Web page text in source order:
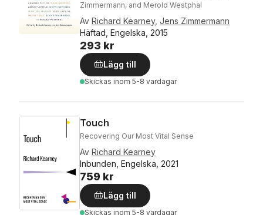
Zimmermann, and Merold Westphal
Av Richard Kearney, Jens Zimmermann
Häftad, Engelska, 2015
293 kr
Lägg till
Skickas inom 5-8 vardagar
Touch
Recovering Our Most Vital Sense
Av Richard Kearney
Inbunden, Engelska, 2021
759 kr
Lägg till
Skickas inom 5-8 vardagar